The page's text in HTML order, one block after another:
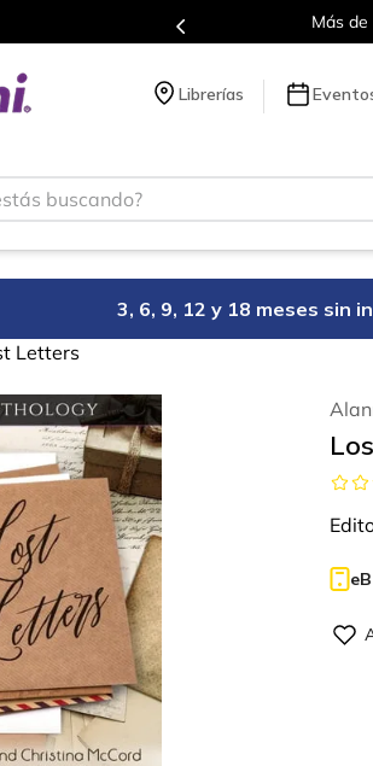
Más
Librerías
buscando?
3, 6, 9, 12 y 18 meses sin
Letters